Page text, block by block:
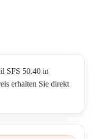
SFS 50.40 in
erhalten Sie direkt